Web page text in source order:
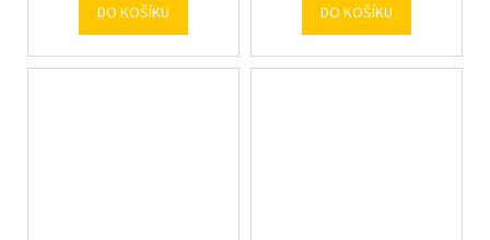
DO KOŠÍKU DO KOŠÍKU